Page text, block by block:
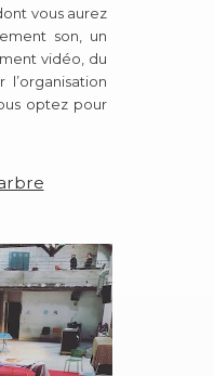
vous aurez
son, un
vidéo, du
optez pour